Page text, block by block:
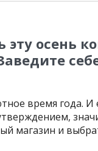
эту осень
время года. И
магазин и